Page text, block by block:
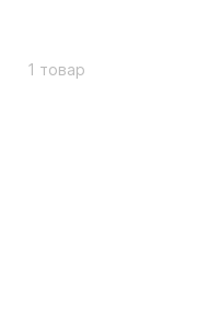
1 товар